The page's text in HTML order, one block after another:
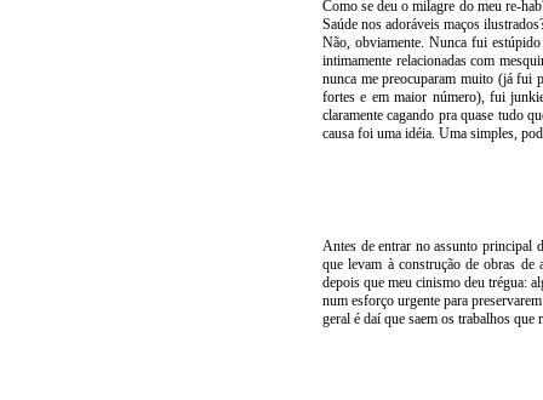
Como se deu o milagre do meu re-
Saúde nos adoráveis maços
Não, obviamente. Nunca fui
intimamente relacionadas com
nunca me preocuparam muito (já fui
fortes e em maior número), fui
claramente cagando pra quase tudo
causa foi uma idéia. Uma simples,
Antes de entrar no assunto principal
que levam à construção de obras
depois que meu cinismo deu trégua:
num esforço urgente para
geral é daí que saem os trabalhos que